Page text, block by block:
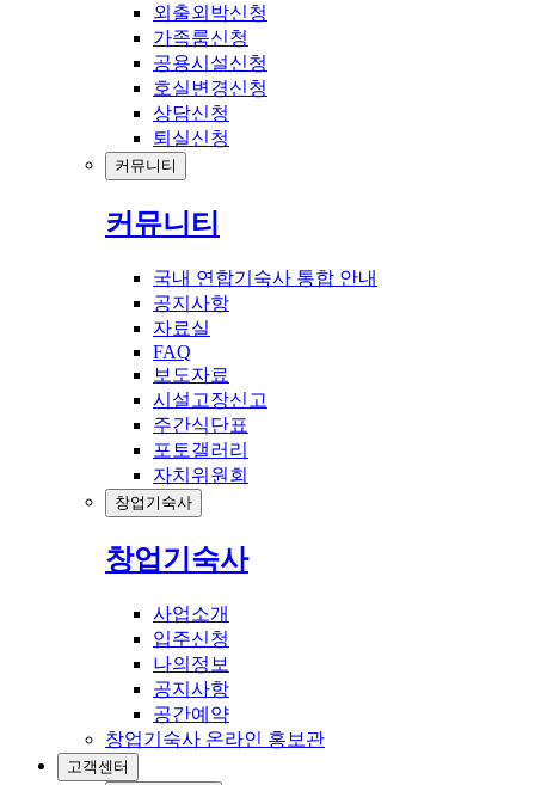
외출외박신청
가족룸신청
공용시설신청
호실변경신청
상담신청
퇴실신청
커뮤니티
커뮤니티
국내 연합기숙사 통합 안내
공지사항
자료실
FAQ
보도자료
시설고장신고
주간식단표
포토갤러리
자치위원회
창업기숙사
창업기숙사
사업소개
입주신청
나의정보
공지사항
공간예약
창업기숙사 온라인 홍보관
고객센터